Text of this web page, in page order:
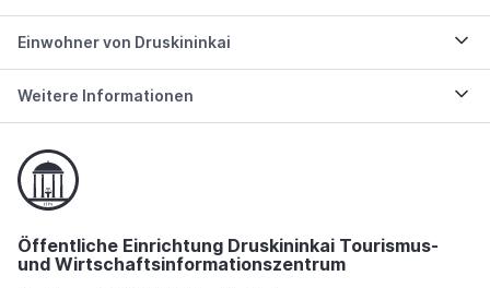
Einwohner von Druskininkai
Weitere Informationen
Öffentliche Einrichtung Druskininkai Tourismus-
und Wirtschaftsinformationszentrum